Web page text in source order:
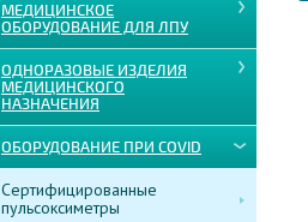
МЕДИЦИНСКОЕ
ОБОРУДОВАНИЕ ДЛЯ ЛПУ
ОДНОРАЗОВЫЕ ИЗДЕЛИЯ
МЕДИЦИНСКОГО
НАЗНАЧЕНИЯ
ОБОРУДОВАНИЕ ПРИ COVID
Сертифицированные
пульсоксиметры